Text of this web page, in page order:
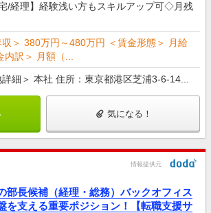
宅/経理】経験浅い方もスキルアップ可◇月残
収＞ 380万円～480万円 ＜賃金形態＞ 月給
内訳＞ 月額（...
詳細＞ 本社 住所：東京都港区芝浦3-6-14...
気になる！
情報提供元
部長候補（経理・総務）バックオフィス
を支える重要ポジション！【転職支援サ